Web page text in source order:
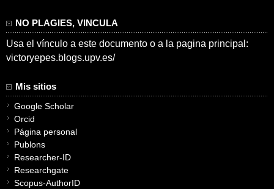
NO PLAGIES, VINCULA
Usa el vínculo a este documento o a la pagina principal:
victoryepes.blogs.upv.es/
Mis sitios
Google Scholar
Orcid
Página personal
Publons
Researcher-ID
Researchgate
Scopus-AuthorID